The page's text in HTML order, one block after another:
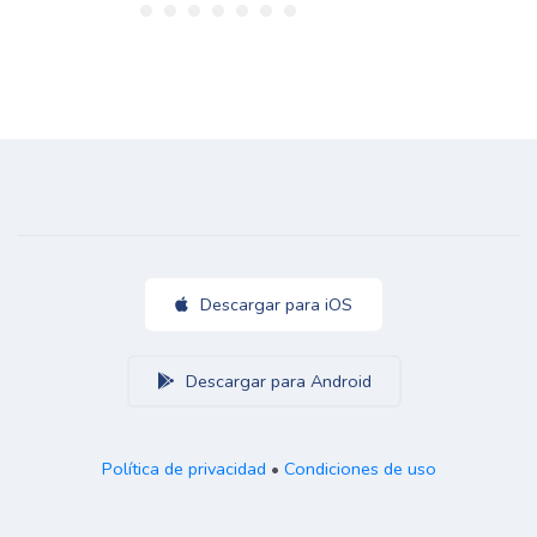
Descargar para iOS
Descargar para Android
Política de privacidad • Condiciones de uso